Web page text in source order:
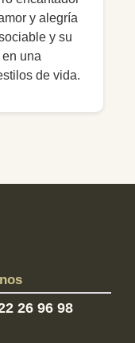
y alegría
y su
una
de vida.
26 96 98